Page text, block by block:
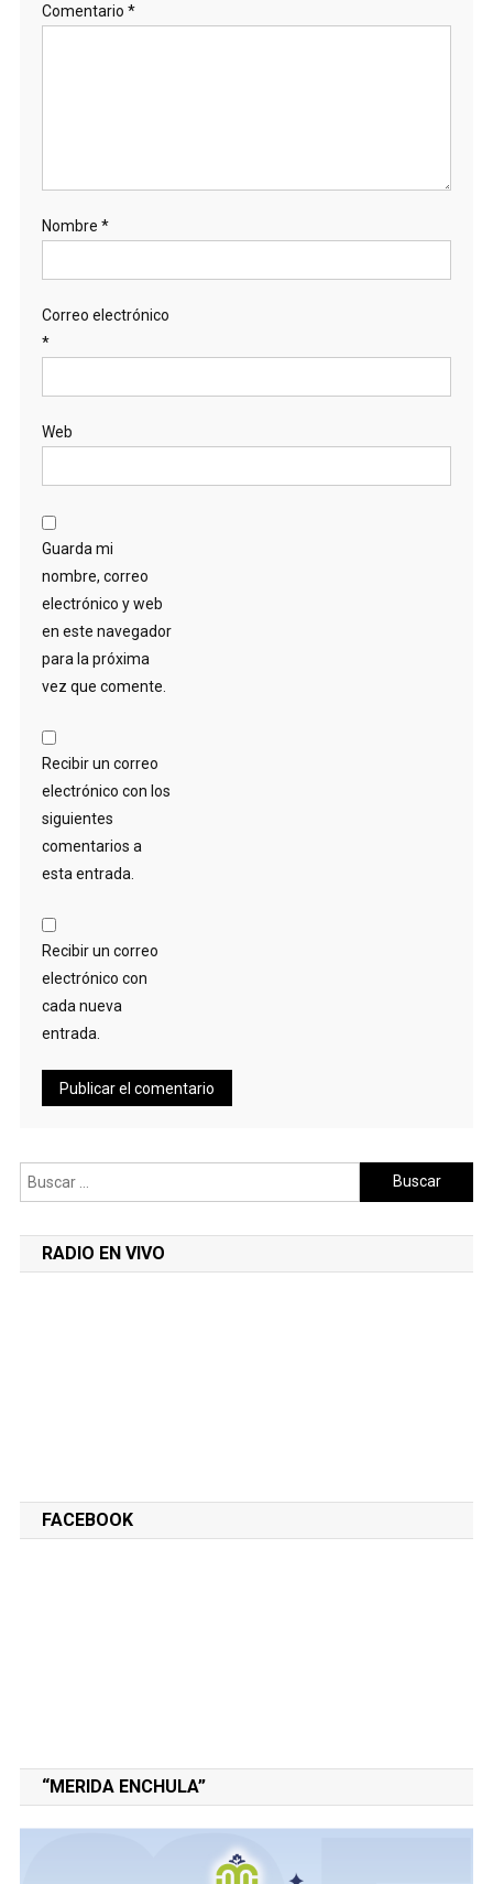
Comentario *
Nombre *
Correo electrónico
*
Web
Guarda mi
nombre, correo
electrónico y web
en este navegador
para la próxima
vez que comente.
Recibir un correo
electrónico con los
siguientes
comentarios a
esta entrada.
Recibir un correo
electrónico con
cada nueva
entrada.
Buscar:
RADIO EN VIVO
FACEBOOK
“MERIDA ENCHULA”